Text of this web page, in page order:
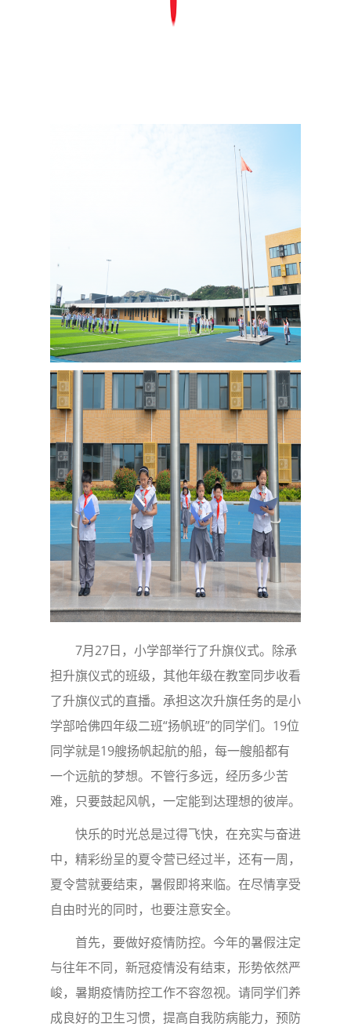
7月27日，小学部举行了升旗仪式。除承
担升旗仪式的班级，其他年级在教室同步收看
了升旗仪式的直播。承担这次升旗任务的是小
学部哈佛四年级二班“扬帆班”的同学们。19位
同学就是19艘扬帆起航的船，每一艘船都有
一个远航的梦想。不管行多远，经历多少苦
难，只要鼓起风帆，一定能到达理想的彼岸。
快乐的时光总是过得飞快，在充实与奋进
中，精彩纷呈的夏令营已经过半，还有一周，
夏令营就要结束，暑假即将来临。在尽情享受
自由时光的同时，也要注意安全。
首先，要做好疫情防控。今年的暑假注定
与往年不同，新冠疫情没有结束，形势依然严
峻，暑期疫情防控工作不容忽视。请同学们养
成良好的卫生习惯，提高自我防病能力，预防